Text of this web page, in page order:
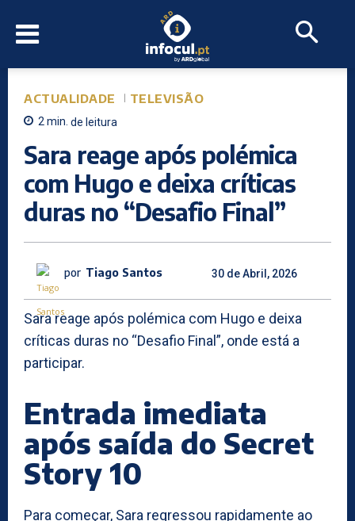
ACTUALIDADE TELEVISÃO
2min. de leitura
Sara reage após polémica
com Hugo e deixa críticas
duras no “Desafio Final”
por Tiago Santos 30 de Abril, 2026
Sara reage após polémica com Hugo e deixa
críticas duras no “Desafio Final”, onde está a
participar.
Entrada imediata
após saída do Secret
Story 10
Para começar, Sara regressou rapidamente ao